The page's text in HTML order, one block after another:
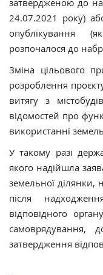
затвердженою до
24.07.2021 року)
опублікування
розпочалося до
Зміна цільового
розроблення
витягу з
відомостей про
використанні
У такому разі
якого надійшла
земельної ділянки,
після
відповідного
самоврядування,
затвердження